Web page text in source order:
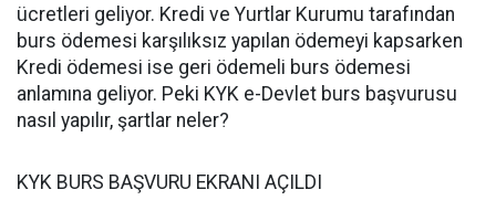
ücretleri geliyor. Kredi ve Yurtlar Kurumu tarafından
burs ödemesi karşılıksız yapılan ödemeyi kapsarken
Kredi ödemesi ise geri ödemeli burs ödemesi
anlamına geliyor. Peki KYK e-Devlet burs başvurusu
nasıl yapılır, şartlar neler?
KYK BURS BAŞVURU EKRANI AÇILDI